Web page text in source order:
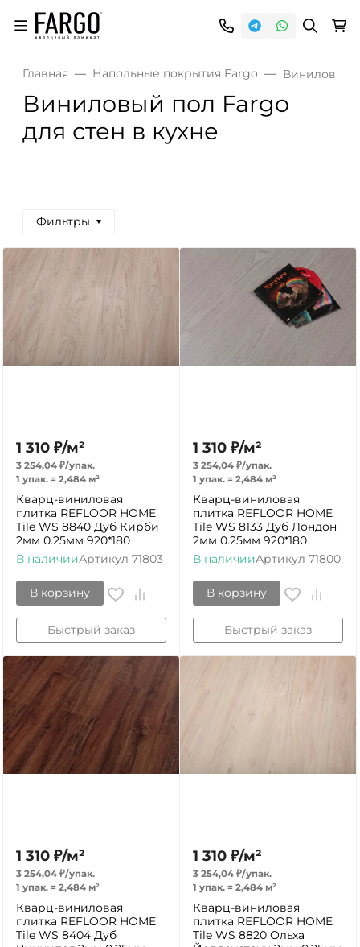
Главная Напольные покрытия Fargo Виниловый
Виниловый пол Fargo
для стен в кухне
Фильтры
1 310 ₽/м²
3 254,04 ₽/упак.
1 упак. = 2,484 м²
Кварц-виниловая
плитка REFLOOR HOME
Tile WS 8840 Дуб Кирби
2мм 0.25мм 920*180
В наличииАртикул 71803
В корзину
Быстрый заказ
1 310 ₽/м²
3 254,04 ₽/упак.
1 упак. = 2,484 м²
Кварц-виниловая
плитка REFLOOR HOME
Tile WS 8133 Дуб Лондон
2мм 0.25мм 920*180
В наличииАртикул 71800
В корзину
Быстрый заказ
1 310 ₽/м²
3 254,04 ₽/упак.
1 упак. = 2,484 м²
Кварц-виниловая
плитка REFLOOR HOME
Tile WS 8404 Дуб
1 310 ₽/м²
3 254,04 ₽/упак.
1 упак. = 2,484 м²
Кварц-виниловая
плитка REFLOOR HOME
Tile WS 8820 Ольха